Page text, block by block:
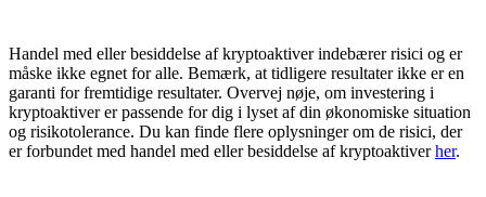
Handel med eller besiddelse af kryptoaktiver indebærer risici og er
måske ikke egnet for alle. Bemærk, at tidligere resultater ikke er en
garanti for fremtidige resultater. Overvej nøje, om investering i
kryptoaktiver er passende for dig i lyset af din økonomiske situation
og risikotolerance. Du kan finde flere oplysninger om de risici, der
er forbundet med handel med eller besiddelse af kryptoaktiverher.